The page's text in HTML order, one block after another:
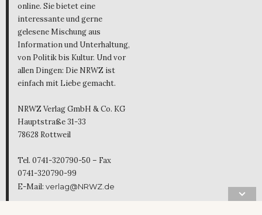
online. Sie bietet eine
interessante und gerne
gelesene Mischung aus
Information und Unterhaltung,
von Politik bis Kultur. Und vor
allen Dingen: Die NRWZ ist
einfach mit Liebe gemacht.
NRWZ Verlag GmbH & Co. KG
Hauptstraße 31-33
78628 Rottweil
Tel. 0741-320790-50 – Fax
0741-320790-99
E-Mail: verlag@NRWZ.de